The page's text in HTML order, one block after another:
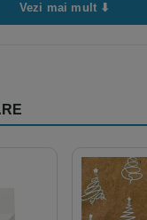
Vezi mai mult ⬇